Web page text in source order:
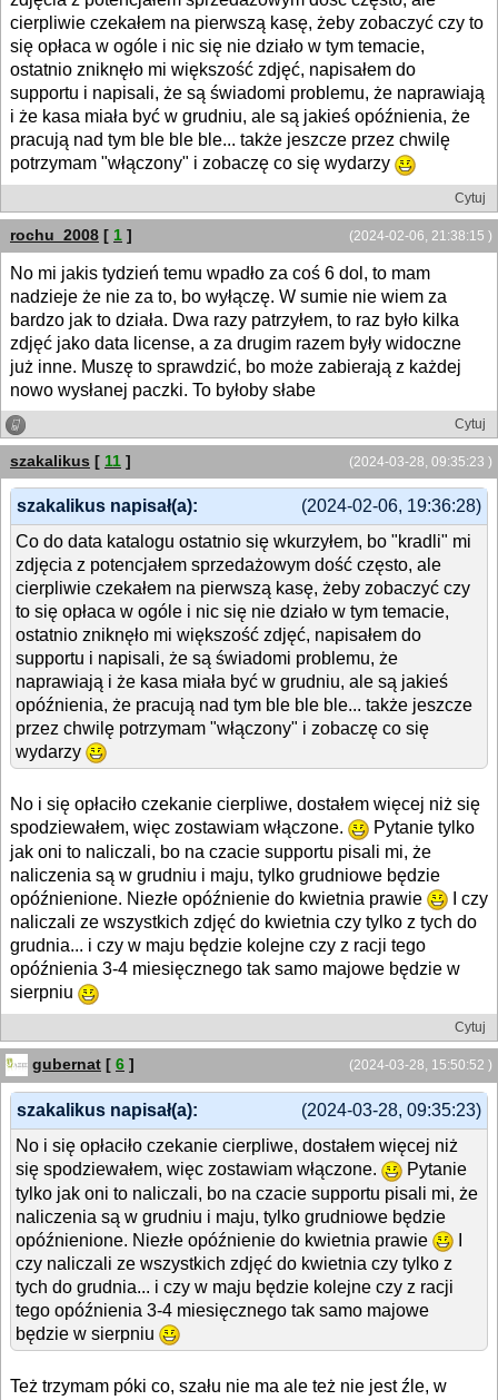
cierpliwie czekałem na pierwszą kasę, żeby zobaczyć czy to
się opłaca w ogóle i nic się nie działo w tym temacie,
ostatnio zniknęło mi większość zdjęć, napisałem do
supportu i napisali, że są świadomi problemu, że naprawiają
i że kasa miała być w grudniu, ale są jakieś opóźnienia, że
pracują nad tym ble ble ble... także jeszcze przez chwilę
potrzymam "włączony" i zobaczę co się wydarzy
Cytuj
(2024-02-06, 21:38:15 )
rochu_2008 [ 1 ]
No mi jakis tydzień temu wpadło za coś 6 dol, to mam
nadzieje że nie za to, bo wyłączę. W sumie nie wiem za
bardzo jak to działa. Dwa razy patrzyłem, to raz było kilka
zdjęć jako data license, a za drugim razem były widoczne
już inne. Muszę to sprawdzić, bo może zabierają z każdej
nowo wysłanej paczki. To byłoby słabe
Cytuj
(2024-03-28, 09:35:23 )
szakalikus [ 11 ]
(2024-02-06, 19:36:28)
szakalikus napisał(a):
Co do data katalogu ostatnio się wkurzyłem, bo "kradli" mi
zdjęcia z potencjałem sprzedażowym dość często, ale
cierpliwie czekałem na pierwszą kasę, żeby zobaczyć czy
to się opłaca w ogóle i nic się nie działo w tym temacie,
ostatnio zniknęło mi większość zdjęć, napisałem do
supportu i napisali, że są świadomi problemu, że
naprawiają i że kasa miała być w grudniu, ale są jakieś
opóźnienia, że pracują nad tym ble ble ble... także jeszcze
przez chwilę potrzymam "włączony" i zobaczę co się
wydarzy
No i się opłaciło czekanie cierpliwe, dostałem więcej niż się
spodziewałem, więc zostawiam włączone.
Pytanie tylko
jak oni to naliczali, bo na czacie supportu pisali mi, że
naliczenia są w grudniu i maju, tylko grudniowe będzie
opóźnienione. Niezłe opóźnienie do kwietnia prawie
I czy
naliczali ze wszystkich zdjęć do kwietnia czy tylko z tych do
grudnia... i czy w maju będzie kolejne czy z racji tego
opóźnienia 3-4 miesięcznego tak samo majowe będzie w
sierpniu
Cytuj
(2024-03-28, 15:50:52 )
gubernat [ 6 ]
(2024-03-28, 09:35:23)
szakalikus napisał(a):
No i się opłaciło czekanie cierpliwe, dostałem więcej niż
się spodziewałem, więc zostawiam włączone.
Pytanie
tylko jak oni to naliczali, bo na czacie supportu pisali mi, że
naliczenia są w grudniu i maju, tylko grudniowe będzie
opóźnienione. Niezłe opóźnienie do kwietnia prawie
czy naliczali ze wszystkich zdjęć do kwietnia czy tylko z
tych do grudnia... i czy w maju będzie kolejne czy z racji
tego opóźnienia 3-4 miesięcznego tak samo majowe
będzie w sierpniu
Też trzymam póki co, szału nie ma ale też nie jest źle, w